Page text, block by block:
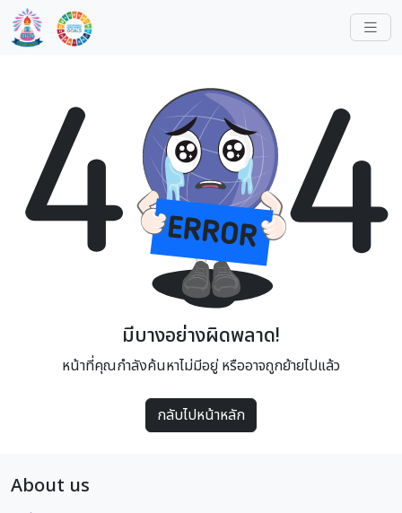
มีบางอย่างผิดพลาด!
หน้าที่คุณกำลังค้นหาไม่มีอยู่ หรืออาจถูกย้ายไปแล้ว
กลับไปหน้าหลัก
About us